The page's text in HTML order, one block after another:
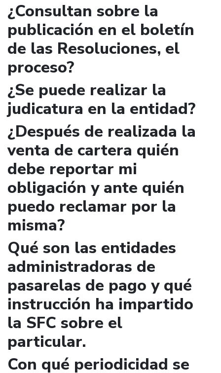
¿Consultan sobre la
publicación en el boletín
de las Resoluciones, el
proceso?
¿Se puede realizar la
judicatura en la entidad?
¿Después de realizada la
venta de cartera quién
debe reportar mi
obligación y ante quién
puedo reclamar por la
misma?
Qué son las entidades
administradoras de
pasarelas de pago y qué
instrucción ha impartido
la SFC sobre el
particular.
Con qué periodicidad se